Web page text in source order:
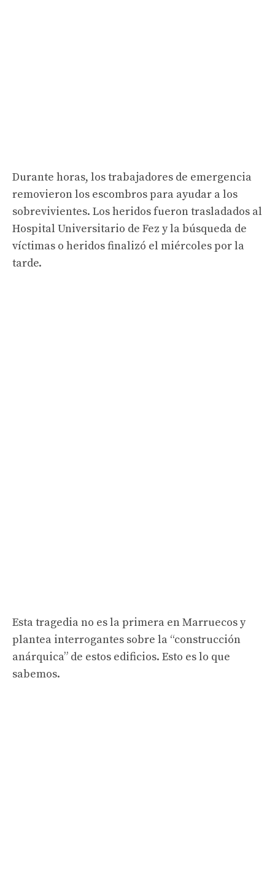
Durante horas, los trabajadores de emergencia
removieron los escombros para ayudar a los
sobrevivientes. Los heridos fueron trasladados al
Hospital Universitario de Fez y la búsqueda de
víctimas o heridos finalizó el miércoles por la
tarde.
Esta tragedia no es la primera en Marruecos y
plantea interrogantes sobre la “construcción
anárquica” de estos edificios. Esto es lo que
sabemos.